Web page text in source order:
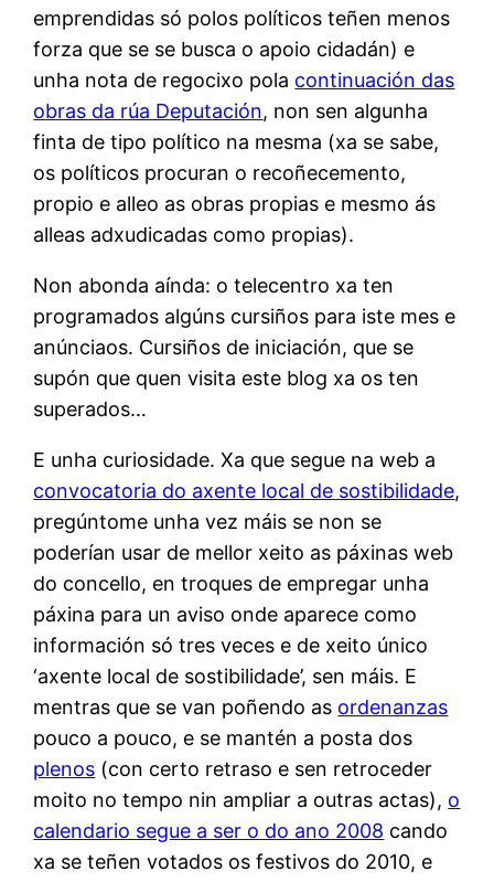
emprendidas só polos políticos teñen menos
forza que se se busca o apoio cidadán) e
unha nota de regocixo pola continuación das
obras da rúa Deputación, non sen algunha
finta de tipo político na mesma (xa se sabe,
os políticos procuran o recoñecemento,
propio e alleo as obras propias e mesmo ás
alleas adxudicadas como propias).
Non abonda aínda: o telecentro xa ten
programados algúns cursiños para iste mes e
anúnciaos. Cursiños de iniciación, que se
supón que quen visita este blog xa os ten
superados…
E unha curiosidade. Xa que segue na web a
convocatoria do axente local de sostibilidade,
pregúntome unha vez máis se non se
poderían usar de mellor xeito as páxinas web
do concello, en troques de empregar unha
páxina para un aviso onde aparece como
información só tres veces e de xeito único
‘axente local de sostibilidade’, sen máis. E
mentras que se van poñendo as ordenanzas
pouco a pouco, e se mantén a posta dos
plenos (con certo retraso e sen retroceder
moito no tempo nin ampliar a outras actas), o
calendario segue a ser o do ano 2008 cando
xa se teñen votados os festivos do 2010, e